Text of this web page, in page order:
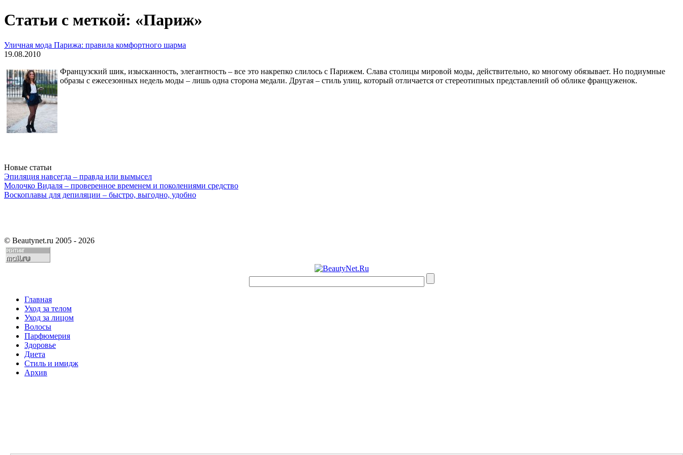
Статьи с меткой: «Париж»
Уличная мода Парижа: правила комфортного шарма
19.08.2010
Французский шик, изысканность, элегантность – все это накрепко слилось с Парижем. Слава столицы мировой моды, действительно, ко многому обязывает. Но подиумные
образы с ежесезонных недель моды – лишь одна сторона медали. Другая – стиль улиц, который отличается от стереотипных представлений об облике француженок.
Новые статьи
Эпиляция навсегда – правда или вымысел
Молочко Видаля – проверенное временем и поколениями средство
Воскоплавы для депиляции – быстро, выгодно, удобно
© Beautynet.ru 2005 - 2026
Главная
Уход за телом
Уход за лицом
Волосы
Парфюмерия
Здоровье
Диета
Стиль и имидж
Архив